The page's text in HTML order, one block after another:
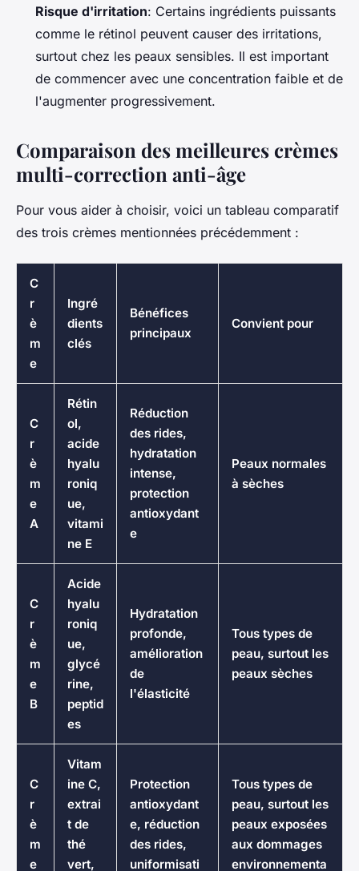
Risque d'irritation: Certains ingrédients puissants
comme le rétinol peuvent causer des irritations,
surtout chez les peaux sensibles. Il est important
de commencer avec une concentration faible et de
l'augmenter progressivement.
Comparaison des meilleures crèmes
multi-correction anti-âge
Pour vous aider à choisir, voici un tableau comparatif
des trois crèmes mentionnées précédemment :
C
r
è
m
e
Ingré
dients
clés
Bénéfices
principaux
Convient pour
C
r
è
m
e
A
Rétin
ol,
acide
hyalu
roniq
ue,
vitami
ne E
Réduction
des rides,
hydratation
intense,
protection
antioxydant
e
Peaux normales
à sèches
C
r
è
m
e
B
Acide
hyalu
roniq
ue,
glycé
rine,
peptid
es
Hydratation
profonde,
amélioration
de
l'élasticité
Tous types de
peau, surtout les
peaux sèches
C
r
è
m
e
Vitam
ine C,
extrai
t de
thé
vert,
Protection
antioxydant
e, réduction
des rides,
uniformisati
Tous types de
peau, surtout les
peaux exposées
aux dommages
environnementa